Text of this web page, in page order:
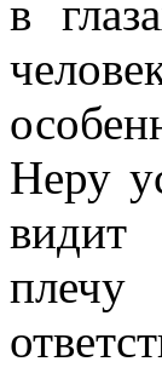
в
Неру
видит